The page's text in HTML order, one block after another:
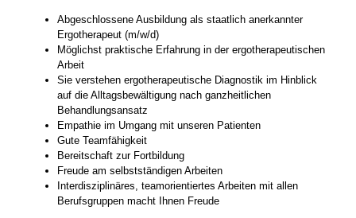
Abgeschlossene Ausbildung als staatlich anerkannter
Ergotherapeut (m/w/d)
Möglichst praktische Erfahrung in der ergotherapeutischen
Arbeit
Sie verstehen ergotherapeutische Diagnostik im Hinblick
auf die Alltagsbewältigung nach ganzheitlichen
Behandlungsansatz
Empathie im Umgang mit unseren Patienten
Gute Teamfähigkeit
Bereitschaft zur Fortbildung
Freude am selbstständigen Arbeiten
Interdisziplinäres, teamorientiertes Arbeiten mit allen
Berufsgruppen macht Ihnen Freude